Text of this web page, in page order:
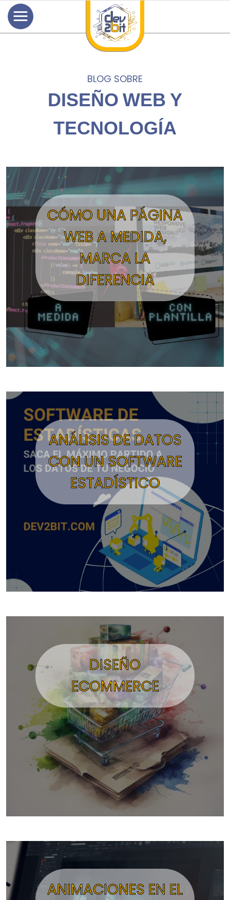
BLOG SOBRE
DISEÑO WEB Y
TECNOLOGÍA
CÓMO UNA PÁGINA
WEB A MEDIDA,
MARCA LA
DIFERENCIA
ANÁLISIS DE DATOS
CON UN SOFTWARE
ESTADÍSTICO
DISEÑO
ECOMMERCE
ANIMACIONES EN EL